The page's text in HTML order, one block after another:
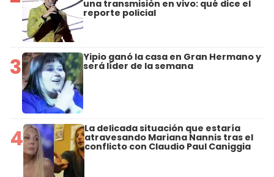
una transmisión en vivo: qué dice el
reporte policial
3 Yipio ganó la casa en Gran Hermano y
será líder de la semana
4 La delicada situación que estaría
atravesando Mariana Nannis tras el
conflicto con Claudio Paul Caniggia